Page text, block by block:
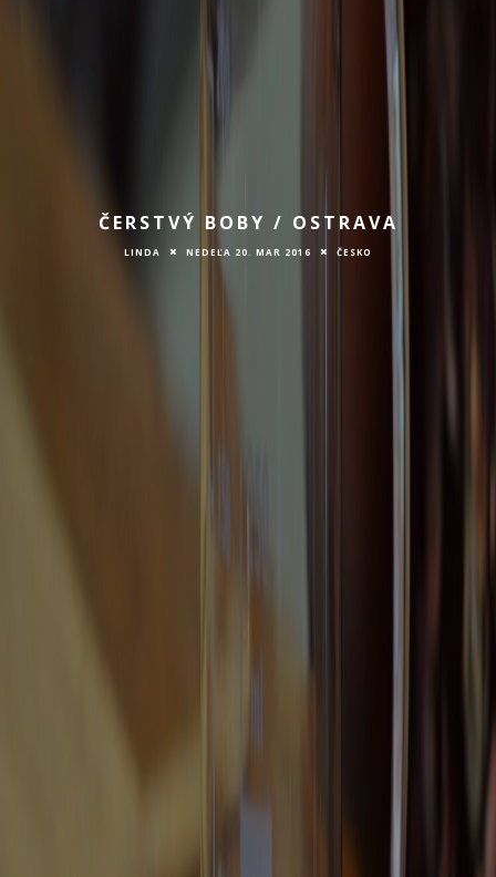
ČERSTVÝ BOBY / OSTRAVA
LINDA NEDEĽA 20. MAR 2016 ČESKO